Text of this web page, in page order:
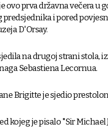
ovo prva državna večera u
predsjednika i pored
D'Orsay.
na drugoj strani
Sebastiena Lecornua.
Brigitte je sjedio
kojeg je pisalo "Sir